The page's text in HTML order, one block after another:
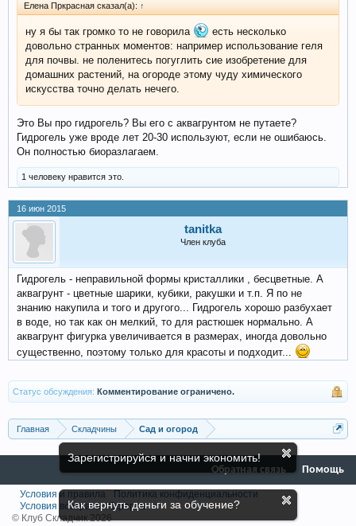
Зарегистрируйся и начни экономить!
Как вернуть деньги за обучение?
Елена Пркрасная сказал(а): ↑
ну я бы так громко то не говорила
есть несколько
довольно странных моментов: например использование геля
для почвы. не поленитесь погуглить сие изобретение для
домашних растений, на огороде этому чуду химического
искусства точно делать нечего.
Это Вы про гидрогель? Вы его с аквагрунтом не путаете?
Гидрогель уже вроде лет 20-30 используют, если не ошибаюсь.
Он полностью биоразлагаем.
1 человеку нравится это.
16 июн 2015
tanitka
Член клуба
Гидрогель - неправильной формы кристаллики , бесцветные. А
аквагрунт - цветные шарики, кубики, ракушки и т.п. Я по не
знанию накупила и того и другого... Гидрогель хорошо разбухает
в воде, но так как он мелкий, то для растюшек нормально. А
аквагрунт фигурка увеличивается в размерах, иногда довольно
существенно, поэтому только для красоты и подходит...
Статус обсуждения: Комментирование ограничено.
Главная Складчины Сад и огород
Обратная связь Помощь
Условия и правила
Политика конфиденциальности
Условия возврата
Оферта
© Клуб Складчик 2026